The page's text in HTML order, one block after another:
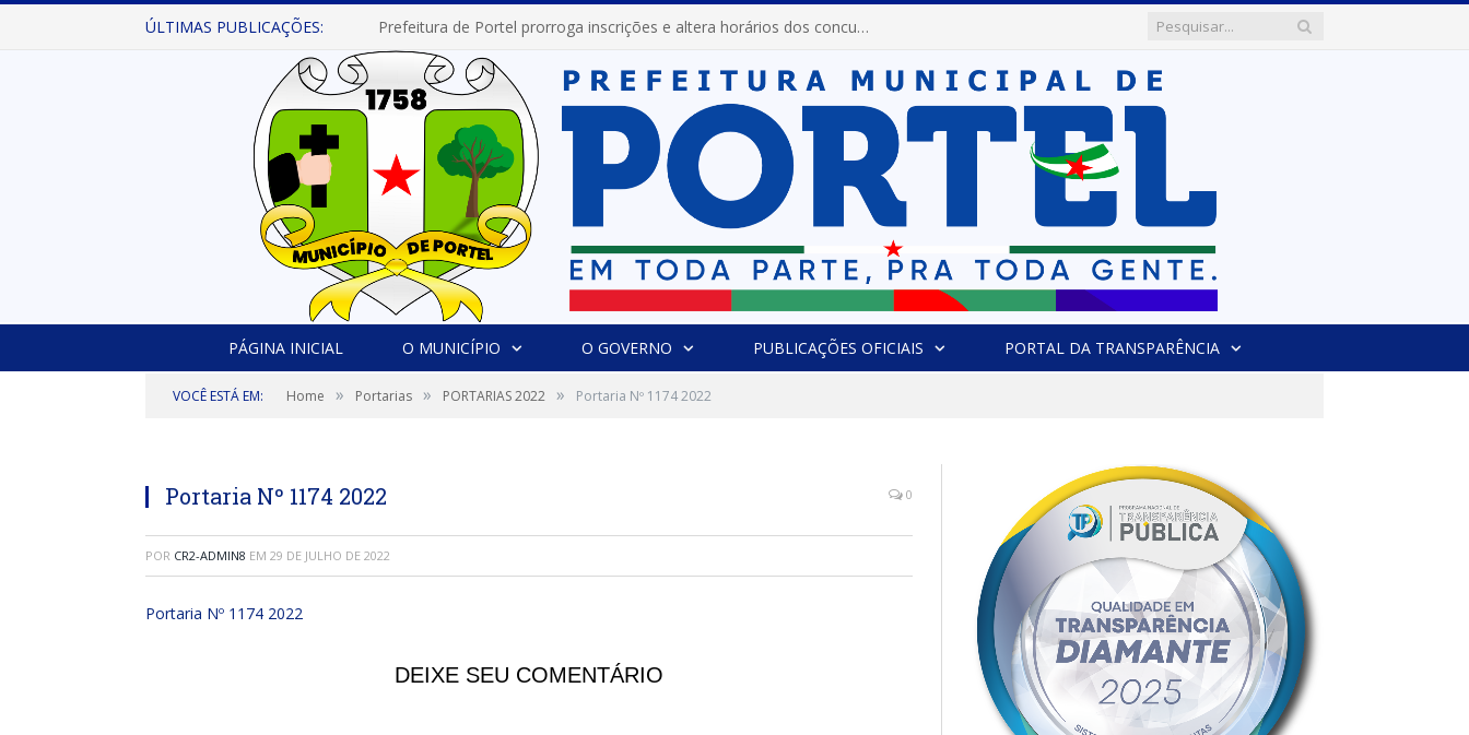
ÚLTIMAS PUBLICAÇÕES: Prefeitura de Portel prorroga inscrições e altera horários dos concursos “Musa” e “Miss Mix Verão 2026”
PÁGINA INICIAL O MUNICÍPIO O GOVERNO PUBLICAÇÕES OFICIAIS PORTAL DA TRANSPARÊNCIA
VOCÊ ESTÁ EM: Home » Portarias » PORTARIAS 2022 » Portaria Nº 1174 2022
Portaria Nº 1174 2022 0
POR CR2-ADMIN8 EM 29 DE JULHO DE 2022
Portaria Nº 1174 2022
DEIXE SEU COMENTÁRIO